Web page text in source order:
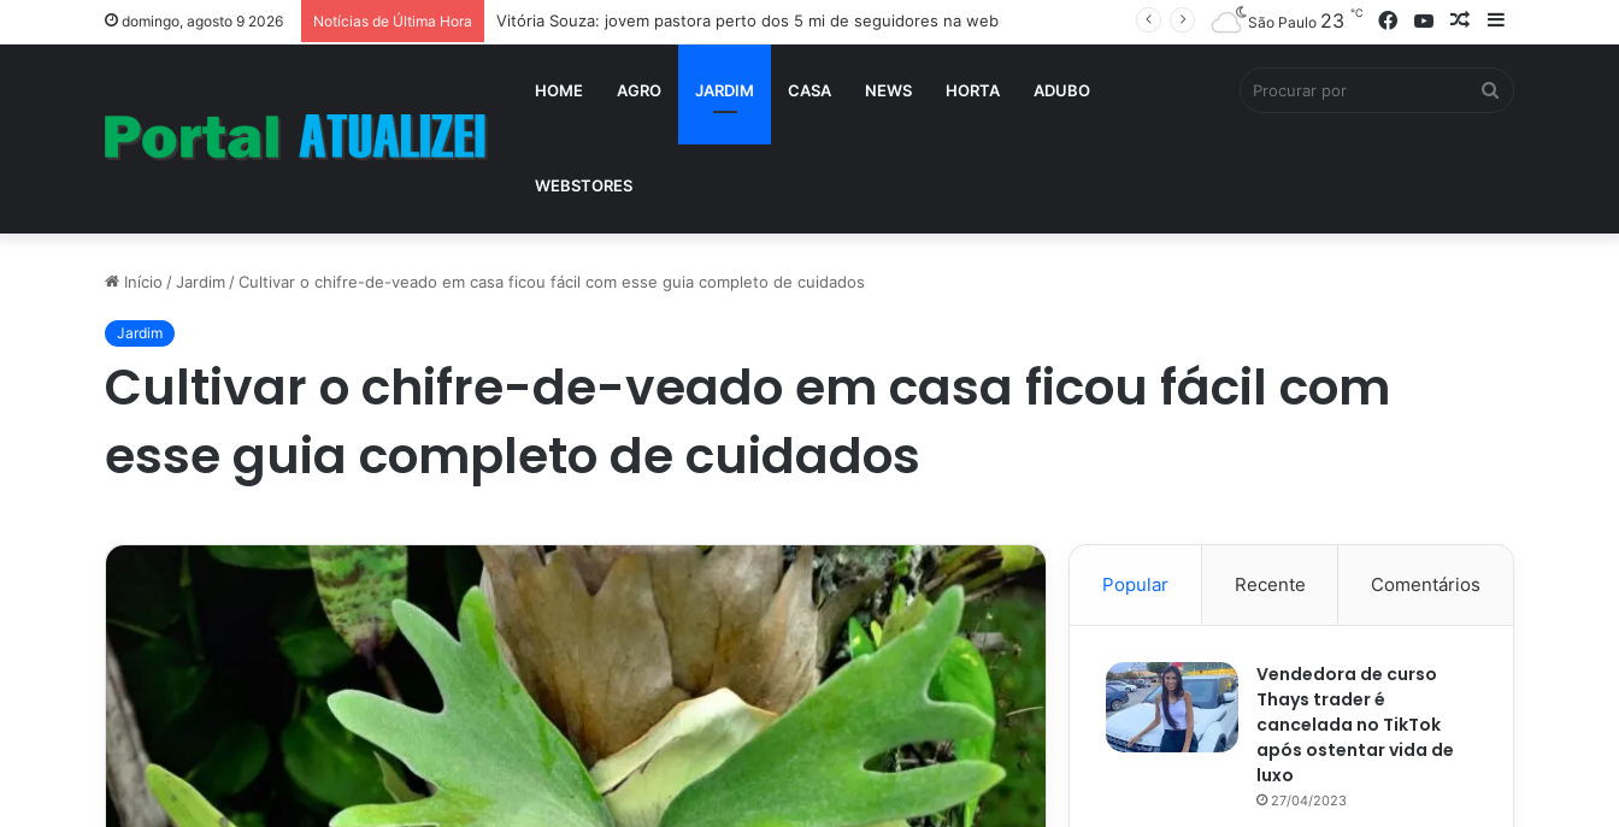
domingo, agosto 9 2026 Notícias de Última Hora Vitória Souza: jovem pastora perto dos 5 mi de seguidores na web
Barra
Artigo
YouTube
Facebook
São Paulo 23 ℃
HOME AGRO JARDIM CASA NEWS HORTA ADUBO
WEBSTORES
Início /Jardim /Cultivar o chifre-de-veado em casa ficou fácil com esse guia completo de cuidados
Jardim
Cultivar o chifre-de-veado em casa ficou fácil com
esse guia completo de cuidados
Popular Recente Comentários
Vendedora de curso
Thays trader é
cancelada no TikTok
após ostentar vida de
luxo
27/04/2023